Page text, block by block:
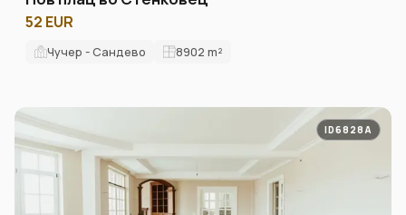
52 EUR
Чучер - Сандево 8902 m²
ID6828A